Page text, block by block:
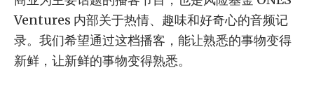
Ventures 内部关于热情、趣味和好奇心的音频记
录。我们希望通过这档播客，能让熟悉的事物变得
新鲜，让新鲜的事物变得熟悉。